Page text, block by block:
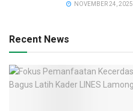
NOVEMBER 24, 2025
Recent News